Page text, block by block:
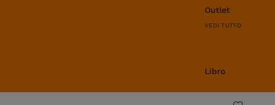
Outlet
VEDI TUTTO
Libro